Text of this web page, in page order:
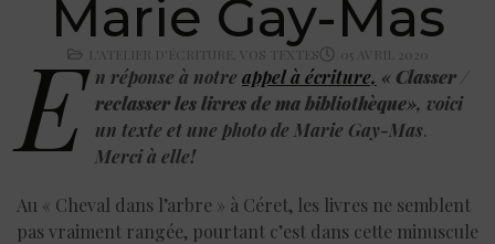
Marie Gay-Mas
L'ATELIER D'ÉCRITURE VOS TEXTES 05 AVRIL 2020
E n réponse à notre appel à écriture, « Classer /
reclasser les livres de ma bibliothèque», voici
un texte et une photo de Marie Gay-Mas.
Merci à elle!
Au « Cheval dans l’arbre » à Céret, les livres ne semblent
pas vraiment rangée, pourtant c’est dans cette minuscule